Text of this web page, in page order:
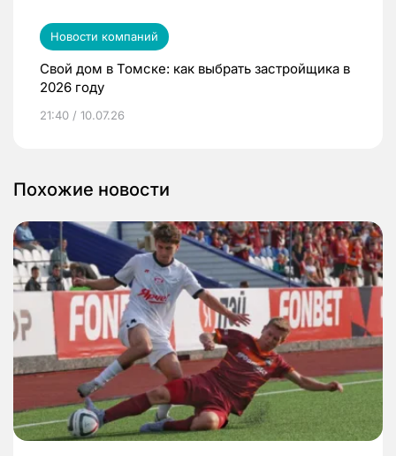
Новости компаний
Свой дом в Томске: как выбрать застройщика в
2026 году
21:40 / 10.07.26
Похожие новости